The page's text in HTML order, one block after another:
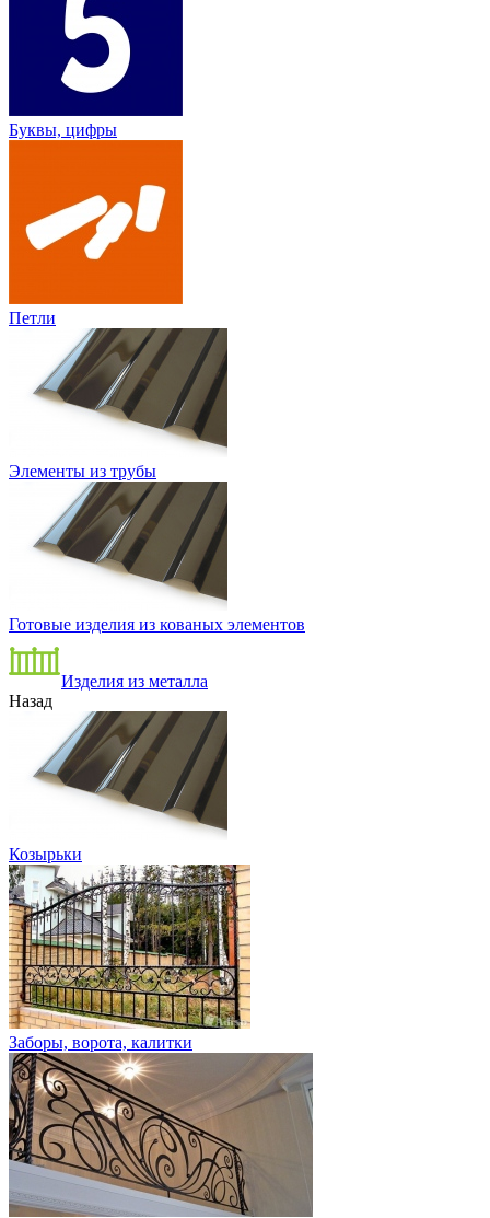
Буквы, цифры
Петли
Элементы из трубы
Готовые изделия из кованых элементов
Изделия из металла
Назад
Козырьки
Заборы, ворота, калитки